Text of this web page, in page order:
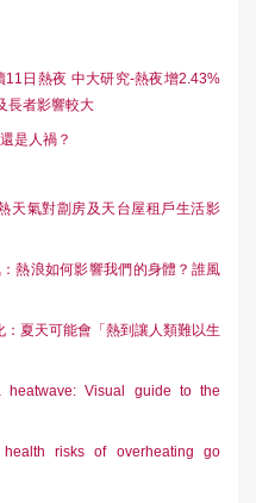
11日熱夜 中大研究-熱夜增2.43%
者影響較大
是人禍？
熱天氣對劏房及天台屋租戶生活影
熱浪如何影響我們的身體？誰風
：夏天可能會「熱到讓人類難以生
heatwave: Visual guide to the
risks of overheating go